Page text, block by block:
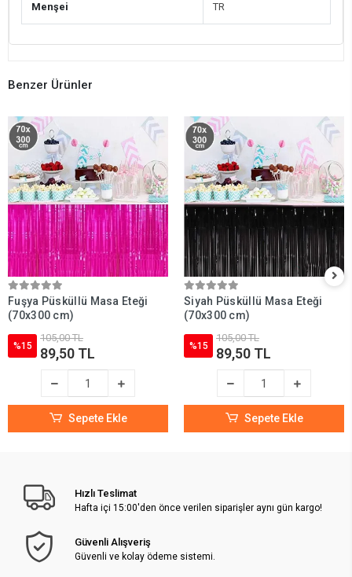
Menşei TR
Benzer Ürünler
Fuşya Püsküllü Masa Eteği
(70x300 cm)
%15
105,00 TL
89,50 TL
Sepete Ekle
Siyah Püsküllü Masa Eteği
(70x300 cm)
%15
105,00 TL
89,50 TL
Sepete Ekle
Hızlı Teslimat
Hafta içi 15:00'den önce verilen siparişler aynı gün kargo!
Güvenli Alışveriş
Güvenli ve kolay ödeme sistemi.